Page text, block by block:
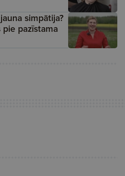
simpātija?
pazīstama